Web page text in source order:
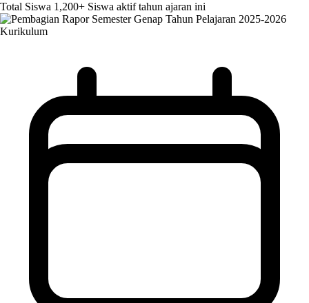
Total Siswa 1,200+ Siswa aktif tahun ajaran ini
Kurikulum